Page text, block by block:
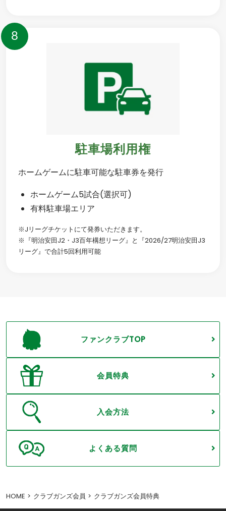
8
駐車場利用権
ホームゲームに駐車可能な駐車券を発行
ホームゲーム5試合(選択可)
有料駐車場エリア
※Jリーグチケットにて発券いただきます。
※『明治安田J2・J3百年構想リーグ』と『2026/27明治安田J3
リーグ』で合計5回利用可能
ファンクラブTOP
会員特典
入会方法
よくある質問
HOME クラブガンズ会員 クラブガンズ会員特典